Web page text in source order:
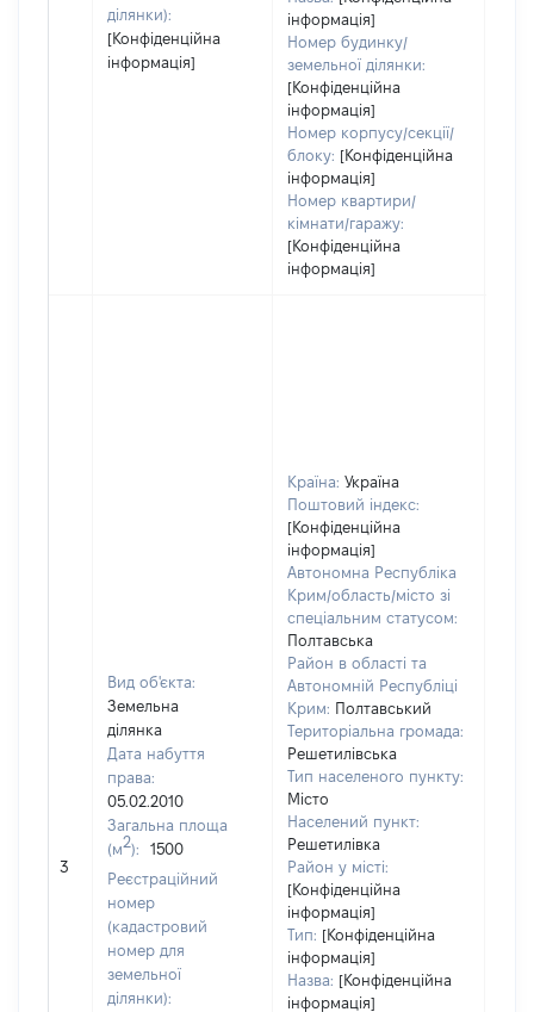
ділянки):
[Конфіденційна
інформація]
інформація]
Номер будинку/
земельної ділянки:
[Конфіденційна
інформація]
Номер корпусу/секції/
блоку: [Конфіденційна
інформація]
Номер квартири/
кімнати/гаражу:
[Конфіденційна
інформація]
3
Вид об'єкта:
Земельна
ділянка
Дата набуття
права:
05.02.2010
Загальна площа
(м2):
1500
Реєстраційний
номер
(кадастровий
номер для
земельної
ділянки):
Країна: Україна
Поштовий індекс:
[Конфіденційна
інформація]
Автономна Республіка
Крим/область/місто зі
спеціальним статусом:
Полтавська
Район в області та
Автономній Республіці
Крим: Полтавський
Територіальна громада:
Решетилівська
Тип населеного пункту:
Місто
Населений пункт:
Решетилівка
Район у місті:
[Конфіденційна
інформація]
Тип: [Конфіденційна
інформація]
Назва: [Конфіденційна
інформація]